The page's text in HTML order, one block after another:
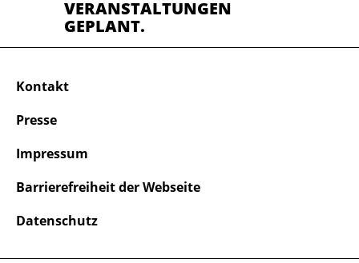
VERANSTALTUNGEN
GEPLANT.
Kontakt
Presse
Impressum
Barrierefreiheit der Webseite
Datenschutz